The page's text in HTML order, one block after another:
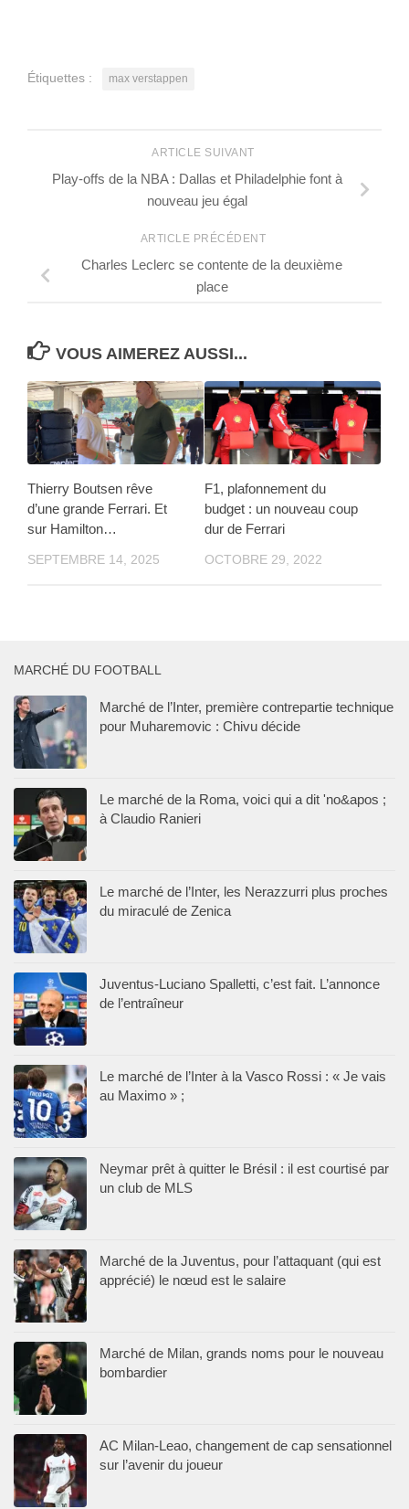
Étiquettes : max verstappen
ARTICLE SUIVANT
Play-offs de la NBA : Dallas et Philadelphie font à
nouveau jeu égal
ARTICLE PRÉCÉDENT
Charles Leclerc se contente de la deuxième
place
VOUS AIMEREZ AUSSI...
Thierry Boutsen rêve
d’une grande Ferrari. Et
sur Hamilton…
SEPTEMBRE 14, 2025
F1, plafonnement du
budget : un nouveau coup
dur de Ferrari
OCTOBRE 29, 2022
MARCHÉ DU FOOTBALL
Marché de l’Inter, première contrepartie technique
pour Muharemovic : Chivu décide
Le marché de la Roma, voici qui a dit 'no&apos ;
à Claudio Ranieri
Le marché de l’Inter, les Nerazzurri plus proches
du miraculé de Zenica
Juventus-Luciano Spalletti, c’est fait. L’annonce
de l’entraîneur
Le marché de l’Inter à la Vasco Rossi : « Je vais
au Maximo » ;
Neymar prêt à quitter le Brésil : il est courtisé par
un club de MLS
Marché de la Juventus, pour l’attaquant (qui est
apprécié) le nœud est le salaire
Marché de Milan, grands noms pour le nouveau
bombardier
AC Milan-Leao, changement de cap sensationnel
sur l’avenir du joueur